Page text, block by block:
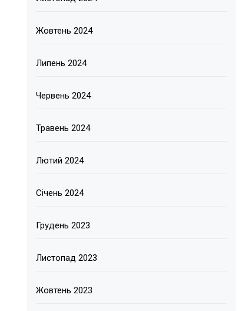
Жовтень 2024
Липень 2024
Червень 2024
Травень 2024
Лютий 2024
Січень 2024
Грудень 2023
Листопад 2023
Жовтень 2023